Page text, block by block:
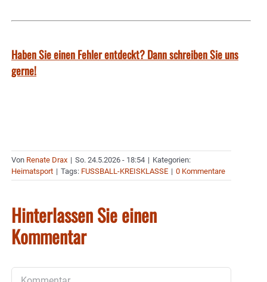
Haben Sie einen Fehler entdeckt? Dann schreiben Sie uns
gerne!
Von Renate Drax | So. 24.5.2026 - 18:54 | Kategorien:
Heimatsport | Tags: FUSSBALL-KREISKLASSE | 0 Kommentare
Hinterlassen Sie einen
Kommentar